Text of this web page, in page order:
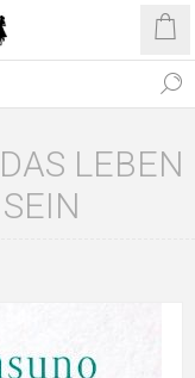
LEBEN